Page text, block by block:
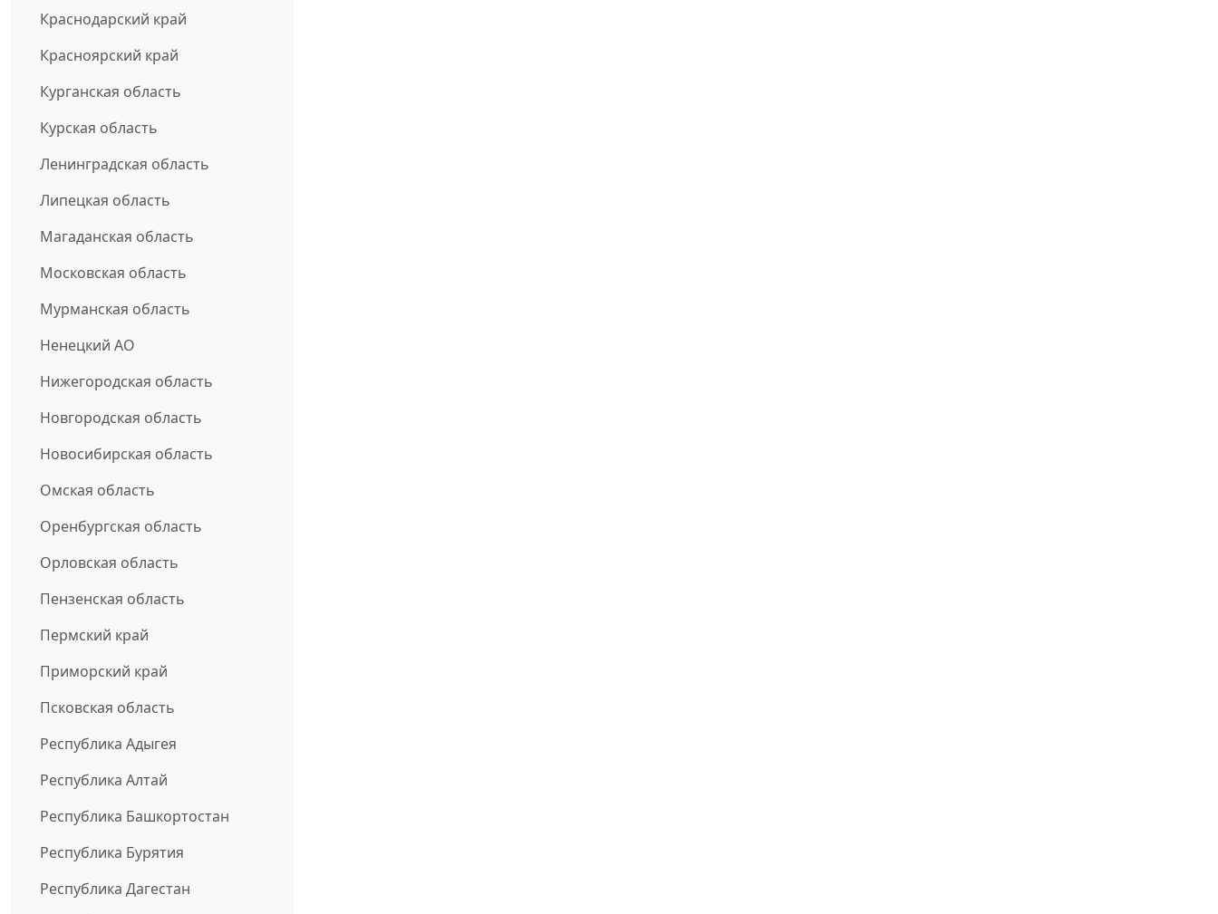
Краснодарский край
Красноярский край
Курганская область
Курская область
Ленинградская область
Липецкая область
Магаданская область
Московская область
Мурманская область
Ненецкий АО
Нижегородская область
Новгородская область
Новосибирская область
Омская область
Оренбургская область
Орловская область
Пензенская область
Пермский край
Приморский край
Псковская область
Республика Адыгея
Республика Алтай
Республика Башкортостан
Республика Бурятия
Республика Дагестан